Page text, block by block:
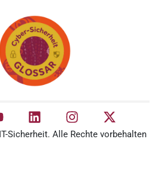
Sicherheit. Alle Rechte vorbehalten